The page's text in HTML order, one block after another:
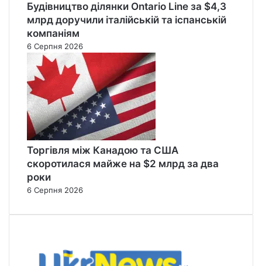
Будівництво ділянки Ontario Line за $4,3
млрд доручили італійській та іспанській
компаніям
6 Серпня 2026
Торгівля між Канадою та США
скоротилася майже на $2 млрд за два
роки
6 Серпня 2026